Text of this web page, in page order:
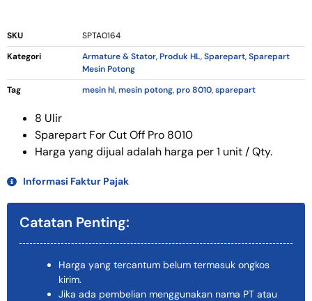
SKU
SPTA0164
Kategori
Armature & Stator,Produk HL,Sparepart,Sparepart
Mesin Potong
Tag
mesin hl,mesin potong,pro 8010,sparepart
8 Ulir
Sparepart For Cut Off Pro 8010
Harga yang dijual adalah harga per 1 unit / Qty.
Informasi Faktur Pajak
Catatan Penting:
Harga yang tercantum belum termasuk ongkos
kirim.
Jika ada pembelian menggunakan nama PT atau